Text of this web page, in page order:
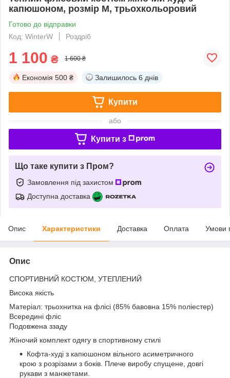
капюшоном, розмір М, трьохкольоровий
Готово до відправки
Код: WinterW
Роздріб
1 100 ₴ 1 600 ₴
Економія 500 ₴ Залишилось 6 днів
Купити
або
Купити з
Що таке купити з Пром?
Замовлення під захистом
Доступна доставка
Опис Характеристики Доставка Оплата Умови
Опис
СПОРТИВНИЙ КОСТЮМ, УТЕПЛЕНИЙ
Висока якість
Матеріал: трьохнитка на флісі (85% бавовна 15% поліестер)
Всередині фліс
Подовжена ззаду
Жіночий комплект одягу в спортивному стилі
Кофта-худі з капюшоном вільного асиметричного
крою з розрізами з боків. Плече виробу спущене, довгі
рукави з манжетами.